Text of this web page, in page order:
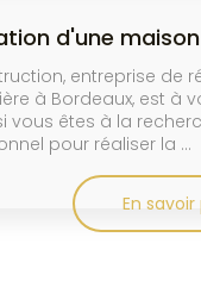
d'une maison
entreprise de
à Bordeaux, est à
vous êtes à la
pour réaliser la ...
En savoir